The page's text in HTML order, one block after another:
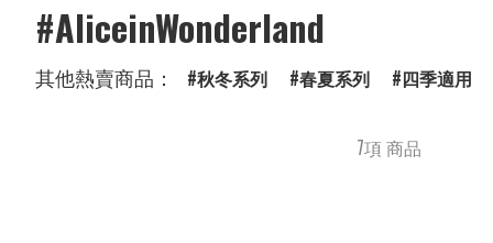
#AliceinWonderland
其他熱賣商品： 秋冬系列 春夏系列 四季適用
7項 商品